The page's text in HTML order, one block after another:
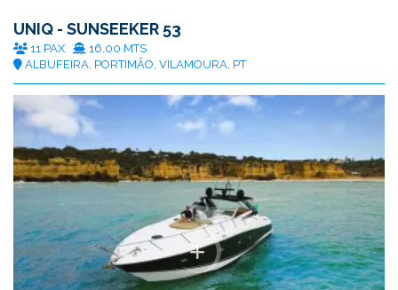
UNIQ - SUNSEEKER 53
11 PAX
16.00 MTS
ALBUFEIRA, PORTIMÃO, VILAMOURA, PT